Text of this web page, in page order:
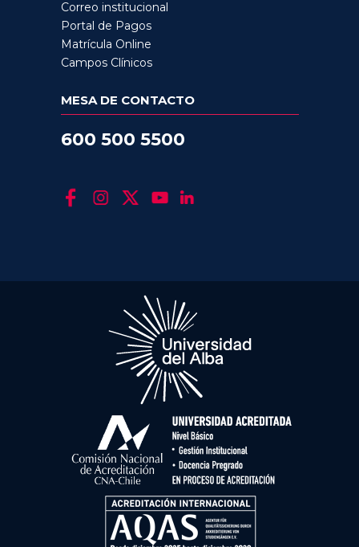
Correo institucional
Portal de Pagos
Matrícula Online
Campos Clínicos
MESA DE CONTACTO
600 500 5500